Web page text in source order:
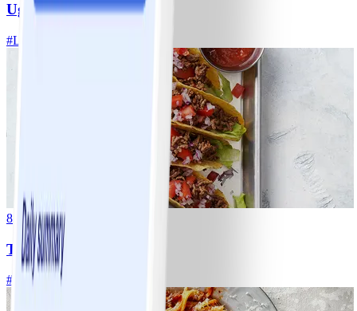
Ugnsrostad potatis
#Lätt
8
Tacos
# Lätt15 MIN